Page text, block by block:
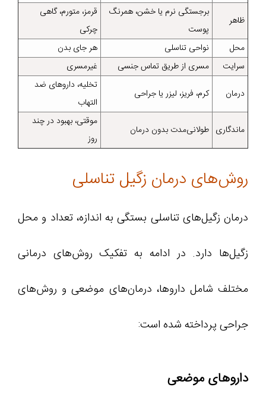
ظاهر
برجستگی نرم یا خشن، همرنگ
پوست
قرمز، متورم، گاهی
چرکی
محل
نواحی تناسلی
هر جای بدن
سرایت
مسری از طریق تماس جنسی غیرمسری
درمان کرم، فریز، لیزر یا جراحی
تخلیه، داروهای ضد
التهاب
ماندگاری طولانی‌مدت بدون درمان
موقتی، بهبود در چند
روز
روش‌های درمان زگیل تناسلی
درمان زگیل‌های تناسلی بستگی به اندازه، تعداد و محل
زگیل‌ها دارد. در ادامه به تفکیک روش‌های درمانی
مختلف شامل داروها، درمان‌های موضعی و روش‌های
جراحی پرداخته شده است:
داروهای موضعی